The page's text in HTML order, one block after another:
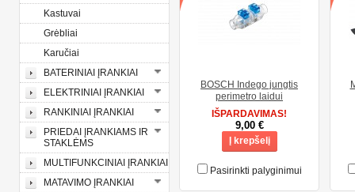
Kastuvai
Grėbliai
Karučiai
BATERINIAI ĮRANKIAI
ELEKTRINIAI ĮRANKIAI
RANKINIAI ĮRANKIAI
PRIEDAI ĮRANKIAMS IR
STAKLĖMS
MULTIFUNKCINIAI ĮRANKIAI
MATAVIMO ĮRANKIAI
BOSCH Indego jungtis
perimetro laidui
IŠPARDAVIMAS!
9,00 €
Į krepšelį
Pasirinkti palyginimui